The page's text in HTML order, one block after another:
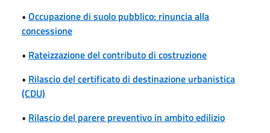
• Occupazione di suolo pubblico: rinuncia alla
concessione
• Rateizzazione del contributo di costruzione
• Rilascio del certificato di destinazione urbanistica
(CDU)
• Rilascio del parere preventivo in ambito edilizio